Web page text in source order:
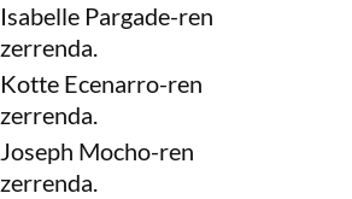
Isabelle Pargade-ren
zerrenda.
Kotte Ecenarro-ren
zerrenda.
Joseph Mocho-ren
zerrenda.